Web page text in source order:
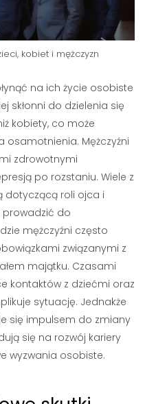
kobiet i mężczyzn
na ich życie osobiste
skłonni do dzielenia się
kobiety, co może
Mężczyźni
zdrowotnymi
po rozstaniu. Wiele z
dotyczącą roli ojca i
prowadzić do
mężczyźni często
związanymi z
majątku. Czasami
kontaktów z dziećmi oraz
sytuację. Jednakże
się impulsem do zmiany
się na rozwój kariery
wyzwania osobiste.